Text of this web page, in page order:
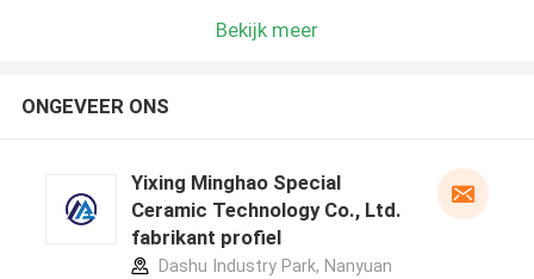
Bekijk meer
ONGEVEER ONS
Yixing Minghao Special
Ceramic Technology Co., Ltd.
fabrikant profiel
Dashu Industry Park, Nanyuan